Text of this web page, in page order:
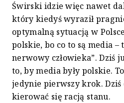
Świrski idzie więc nawet
który kiedyś wyraził
optymalną sytuacją w
polskie, bo co to są media –
nerwowy człowieka”. Dziś
to, by media były polskie.
jedynie pierwszy krok.
kierować się racją stanu.